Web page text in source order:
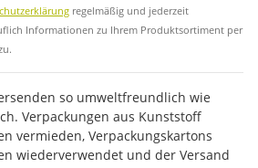
regelmäßig und jederzeit
Informationen zu Ihrem Produktsortiment per
so umweltfreundlich wie
Verpackungen aus Kunststoff
vermieden, Verpackungskartons
wiederverwendet und der Versand